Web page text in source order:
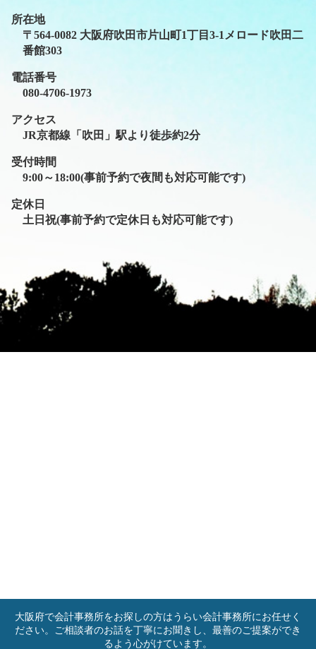
所在地
〒564-0082 大阪府吹田市片山町1丁目3-1メロード吹田二
番館303
電話番号
080-4706-1973
アクセス
JR京都線「吹田」駅より徒歩約2分
受付時間
9:00～18:00(事前予約で夜間も対応可能です)
定休日
土日祝(事前予約で定休日も対応可能です)
大阪府で会計事務所をお探しの方はうらい会計事務所にお任せく
ださい。ご相談者のお話を丁寧にお聞きし、最善のご提案ができ
るよう心がけています。